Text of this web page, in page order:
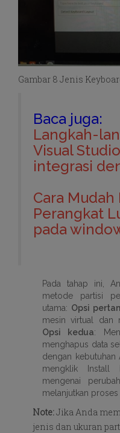
Gambar 8 Jenis
Baca juga:
Langkah-
Visual
integrasi
Cara Mudah
Perangkat
pada
Pada tahap ini,
metode partisi
utama: Opsi
mesin virtual dan
Opsi kedua:
menghapus data
dengan kebutuhan
mengklik Install
mengenai
melanjutkan proses
Note:Jika Anda
jenis dan ukuran